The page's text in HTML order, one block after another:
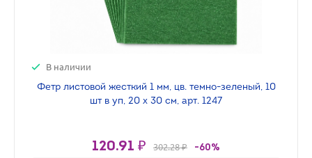
В наличии
Фетр листовой жесткий 1 мм, цв. темно-зеленый, 10
шт в уп, 20 х 30 см, арт. 1247
120.91 ₽ 302.28 ₽ -60%